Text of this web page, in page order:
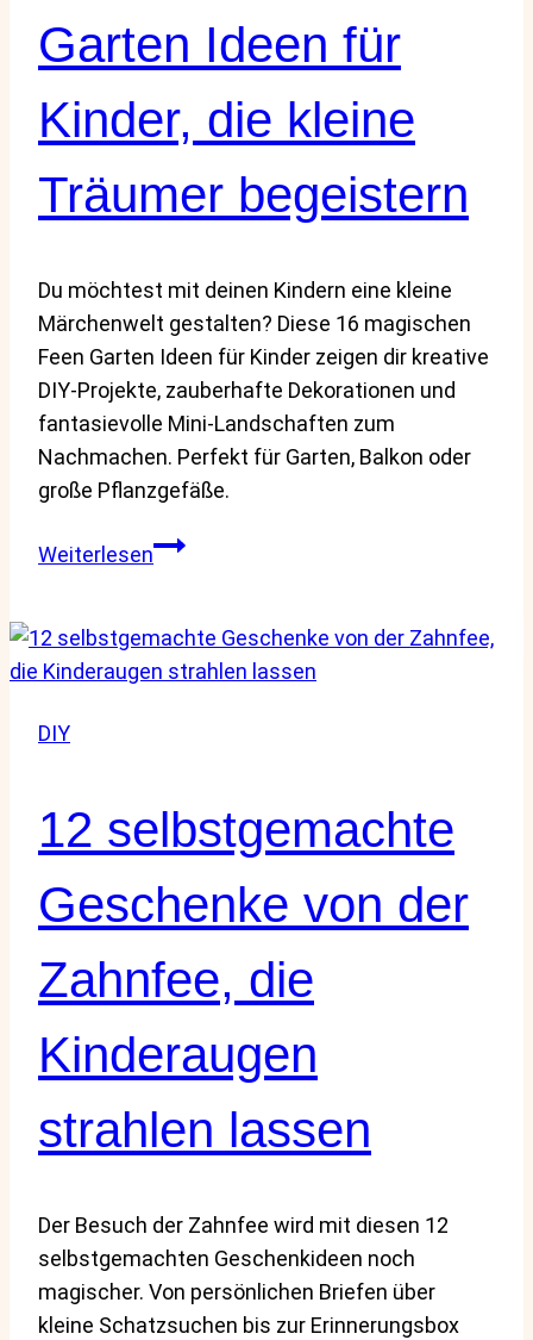
Garten Ideen für
Kinder, die kleine
Träumer begeistern
Du möchtest mit deinen Kindern eine kleine
Märchenwelt gestalten? Diese 16 magischen
Feen Garten Ideen für Kinder zeigen dir kreative
DIY-Projekte, zauberhafte Dekorationen und
fantasievolle Mini-Landschaften zum
Nachmachen. Perfekt für Garten, Balkon oder
große Pflanzgefäße.
Weiterlesen16
Garten
Ideen
kleine
Träumer
DIY
12 selbstgemachte
Geschenke von der
Zahnfee, die
Kinderaugen
strahlen lassen
Der Besuch der Zahnfee wird mit diesen 12
selbstgemachten Geschenkideen noch
magischer. Von persönlichen Briefen über
kleine Schatzsuchen bis zur Erinnerungsbox